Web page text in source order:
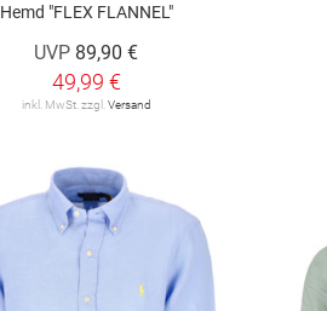
Hemd "FLEX FLANNEL"
UVP 89,90 €
49,99 €
inkl. MwSt. zzgl. Versand